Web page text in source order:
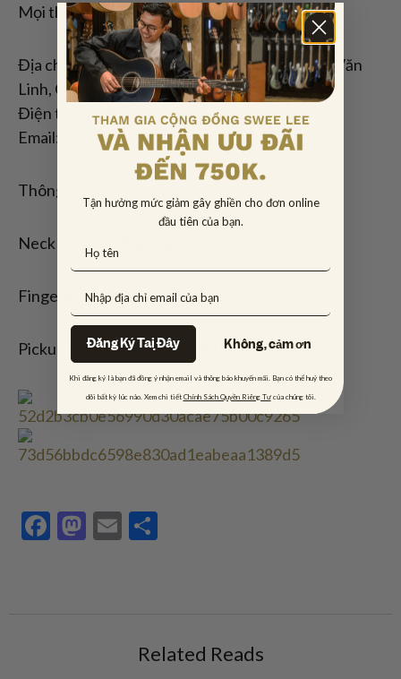
Mọi thông tin về giá vui lòng liên hệ:
Địa chỉ shop:Lầu 3, SC VivoCity, 1058 Nguyễn Văn
Linh, Q7
Điện thoại: 08 3771 3764
Email: sales@sweelee.com.vn
Thông số:
Neck Material
Fingerboard Mat’lRosewood
Pickup Epiphone Ceramic Plus™; Zebra-coil
Facebook
Mastodon
Email
Related Reads
Tận hưởng mức giảm gây ghiền cho đơn online
đầu tiên của bạn.
Đăng Ký Tại Đây Không, cảm ơn
Khi đăng ký là bạn đã đồng ý nhận email và thông báo khuyến mãi. Bạn có thể huỷ theo
dõi bất kỳ lúc nào. Xem chi tiết Chính Sách Quyền Riêng Tưcủa chúng tôi.